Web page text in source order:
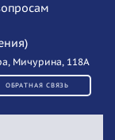
Мичурина, 118А
СВЯЗЬ